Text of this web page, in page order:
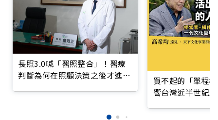
長照3.0喊「醫照整合」！醫療
判斷為何在照顧決策之後才進
買不起的「單程
響台灣近半世紀